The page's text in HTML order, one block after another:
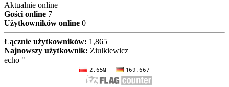
Aktualnie online
Gości online 7
Użytkowników online 0
Łącznie użytkowników: 1,865
Najnowszy użytkownik: Ziulkiewicz
echo "